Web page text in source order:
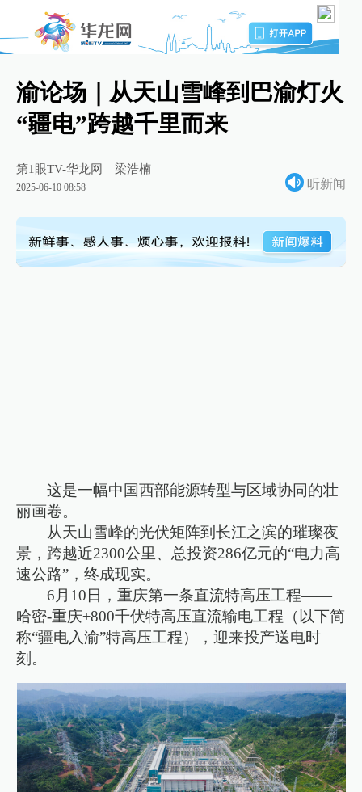
渝论场｜从天山雪峰到巴渝灯火
“疆电”跨越千里而来
第1眼TV-华龙网 梁浩楠
2025-06-10 08:58 听新闻
这是一幅中国西部能源转型与区域协同的壮
丽画卷。
从天山雪峰的光伏矩阵到长江之滨的璀璨夜
景，跨越近2300公里、总投资286亿元的“电力高
速公路”，终成现实。
6月10日，重庆第一条直流特高压工程——
哈密-重庆±800千伏特高压直流输电工程（以下简
称“疆电入渝”特高压工程），迎来投产送电时
刻。